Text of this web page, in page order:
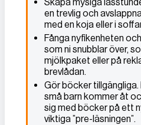
en trevlig och
med en koja eller i
Fånga nyfikenheten
som ni snubblar över,
mjölkpaket eller på
brevlådan.
Gör böcker
små barn kommer åt
sig med böcker på ett
viktiga ”pre-läsningen”.